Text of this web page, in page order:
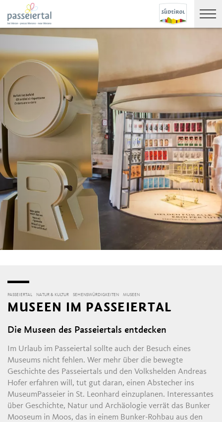
PASSEIERTAL NATUR & KULTUR SEHENSWÜRDIGKEITEN MUSEEN
MUSEEN IM PASSEIERTAL
Die Museen des Passeiertals entdecken
Im Urlaub im Passeiertal sollte auch der Besuch eines
Museums nicht fehlen. Wer mehr über die bewegte
Geschichte des Passeiertals und den Volkshelden Andreas
Hofer erfahren will, tut gut daran, einen Abstecher ins
MuseumPasseier in St. Leonhard einzuplanen. Interessantes
über Geschichte, Natur und Archäologie verrät das Bunker
Mooseum in Moos, das in einem Bunker-Rohbau aus den